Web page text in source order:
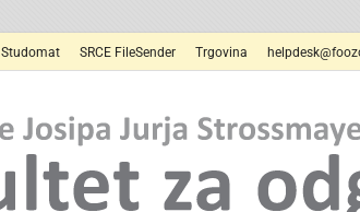
Studomat SRCE FileSender Trgovina